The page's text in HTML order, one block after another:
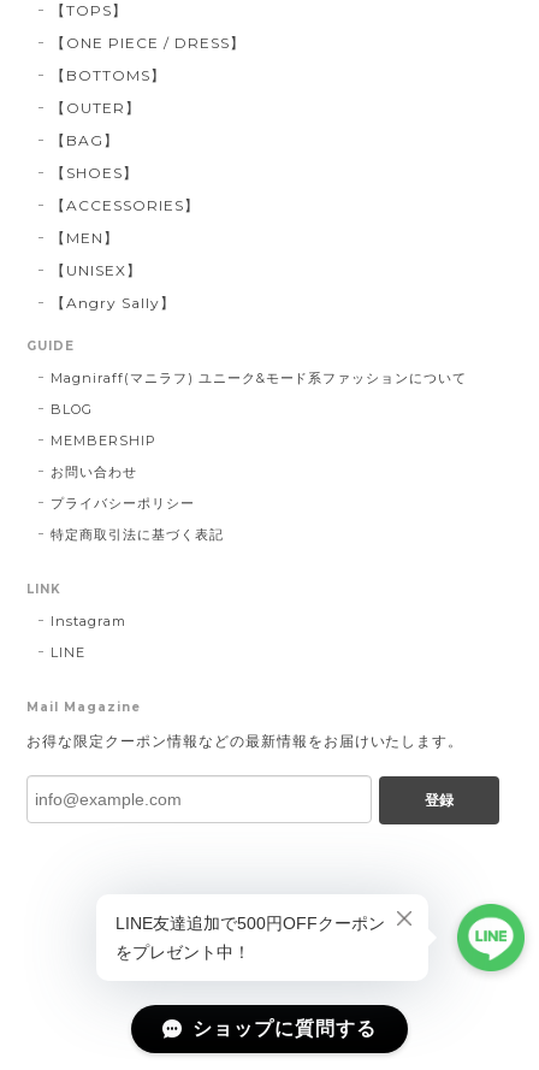
【TOPS】
【ONE PIECE / DRESS】
【BOTTOMS】
【OUTER】
【BAG】
【SHOES】
【ACCESSORIES】
【MEN】
【UNISEX】
【Angry Sally】
GUIDE
Magniraff(マニラフ) ユニーク&モード系ファッションについて
BLOG
MEMBERSHIP
お問い合わせ
プライバシーポリシー
特定商取引法に基づく表記
LINK
Instagram
LINE
Mail Magazine
お得な限定クーポン情報などの最新情報をお届けいたします。
登録
ショップに質問する